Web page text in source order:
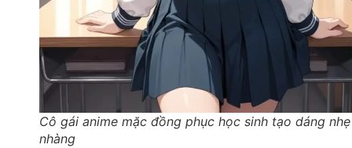
Cô gái anime mặc đồng phục học sinh tạo dáng nhẹ
nhàng